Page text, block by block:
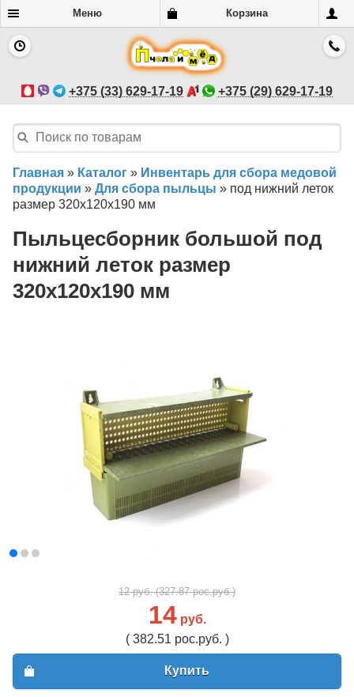
Меню Корзина
+375 (33) 629-17-19 +375 (29) 629-17-19
Главная » Каталог » Инвентарь для сбора медовой
продукции » Для сбора пыльцы » под нижний леток
размер 320х120х190 мм
Пыльцесборник большой под
нижний леток размер
320х120х190 мм
12 руб. (327.87 рос.руб.)
14 руб.
( 382.51 рос.руб. )
Купить